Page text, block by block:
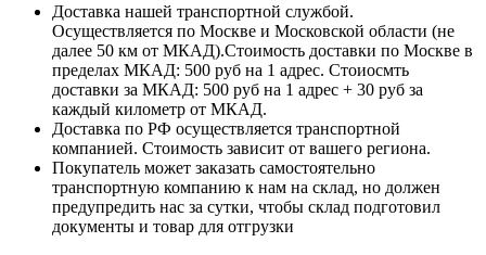
Доставка нашей транспортной службой.
Осуществляется по Москве и Московской области (не
далее 50 км от МКАД).Стоимость доставки по Москве в
пределах МКАД: 500 руб на 1 адрес. Стоиосмть
доставки за МКАД: 500 руб на 1 адрес + 30 руб за
каждый километр от МКАД.
Доставка по РФ осуществляется транспортной
компанией. Стоимость зависит от вашего региона.
Покупатель может заказать самостоятельно
транспортную компанию к нам на склад, но должен
предупредить нас за сутки, чтобы склад подготовил
документы и товар для отгрузки